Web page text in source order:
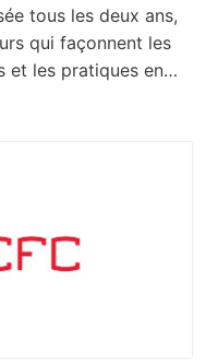
tous les deux ans,
qui façonnent les
et les pratiques en…